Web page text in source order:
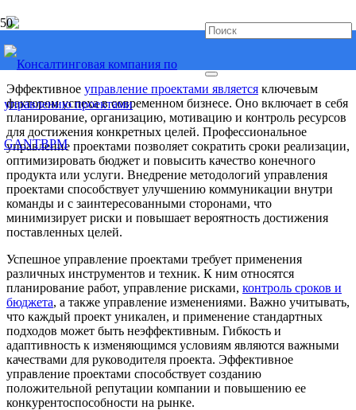
Эффективное управление проектами
Эффективное управление проектами является ключевым
фактором успеха в современном бизнесе. Оно включает в себя
планирование, организацию, мотивацию и контроль ресурсов
для достижения конкретных целей. Профессиональное
управление проектами позволяет сократить сроки реализации,
оптимизировать бюджет и повысить качество конечного
продукта или услуги. Внедрение методологий управления
проектами способствует улучшению коммуникации внутри
команды и с заинтересованными сторонами, что
минимизирует риски и повышает вероятность достижения
поставленных целей.
Успешное управление проектами требует применения
различных инструментов и техник. К ним относятся
планирование работ, управление рисками, контроль сроков и
бюджета, а также управление изменениями. Важно учитывать,
что каждый проект уникален, и применение стандартных
подходов может быть неэффективным. Гибкость и
адаптивность к изменяющимся условиям являются важными
качествами для руководителя проекта. Эффективное
управление проектами способствует созданию
положительной репутации компании и повышению ее
конкурентоспособности на рынке.